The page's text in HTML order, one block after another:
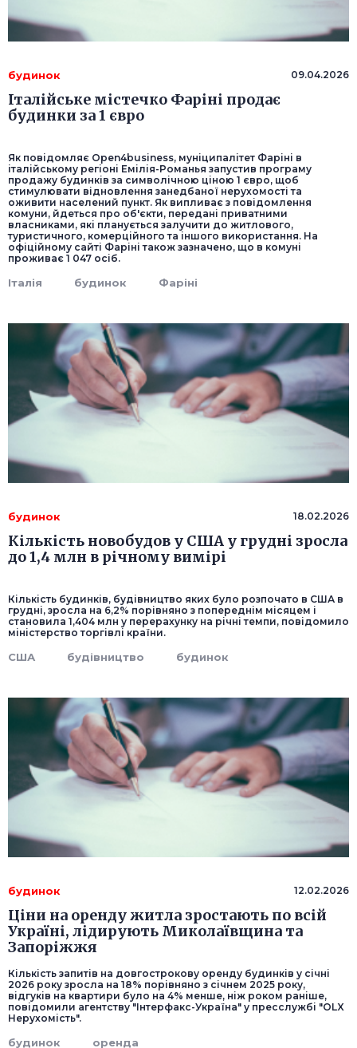
будинок 09.04.2026
Італійське містечко Фаріні продає
будинки за 1 євро
Як повідомляє Open4business, муніципалітет Фаріні в
італійському регіоні Емілія-Романья запустив програму
продажу будинків за символічною ціною 1 євро, щоб
стимулювати відновлення занедбаної нерухомості та
оживити населений пункт. Як випливає з повідомлення
комуни, йдеться про об'єкти, передані приватними
власниками, які планується залучити до житлового,
туристичного, комерційного та іншого використання. На
офіційному сайті Фаріні також зазначено, що в комуні
проживає 1 047 осіб.
Італія будинок Фаріні
будинок 18.02.2026
Кількість новобудов у США у грудні зросла
до 1,4 млн в річному вимірі
Кількість будинків, будівництво яких було розпочато в США в
грудні, зросла на 6,2% порівняно з попереднім місяцем і
становила 1,404 млн у перерахунку на річні темпи, повідомило
міністерство торгівлі країни.
США будівництво будинок
будинок 12.02.2026
Ціни на оренду житла зростають по всій
Україні, лідирують Миколаївщина та
Запоріжжя
Кількість запитів на довгострокову оренду будинків у січні
2026 року зросла на 18% порівняно з січнем 2025 року,
відгуків на квартири було на 4% менше, ніж роком раніше,
повідомили агентству "Інтерфакс-Україна" у пресслужбі "OLX
Нерухомість".
будинок оренда